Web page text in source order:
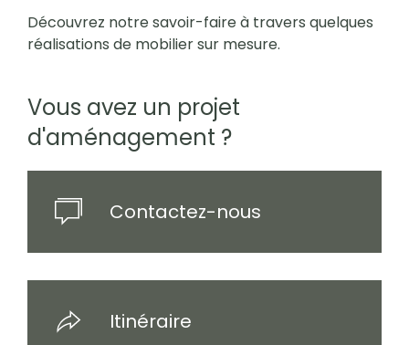
Découvrez notre savoir-faire à travers quelques
réalisations de mobilier sur mesure.
Vous avez un projet
d'aménagement ?
Contactez-nous
Itinéraire